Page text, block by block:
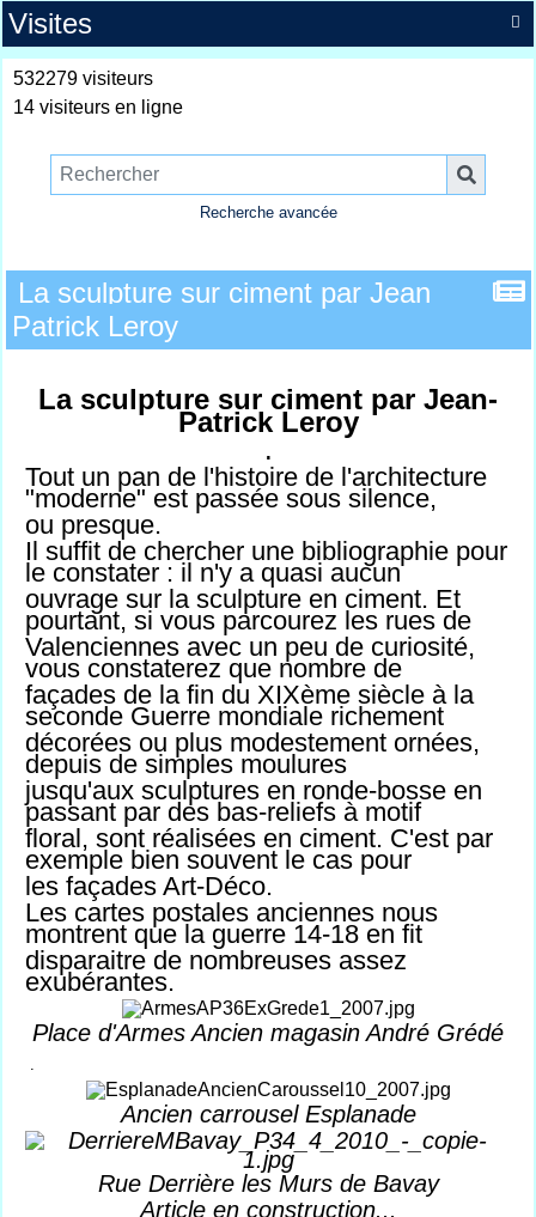

Visites
532279 visiteurs
14 visiteurs en ligne
Recherche avancée
La sculpture sur ciment par Jean
Patrick Leroy
La sculpture sur ciment par Jean-
Patrick Leroy
.
Tout un pan de l'histoire de l'architecture
"moderne" est passée sous silence,
ou presque.
Il suffit de chercher une bibliographie pour
le constater : il n'y a quasi aucun
ouvrage sur la sculpture en ciment. Et
pourtant, si vous parcourez les rues de
Valenciennes avec un peu de curiosité,
vous constaterez que nombre de
façades de la fin du XIXème siècle à la
seconde Guerre mondiale richement
décorées ou plus modestement ornées,
depuis de simples moulures
jusqu'aux sculptures en ronde-bosse en
passant par des bas-reliefs à motif
floral, sont réalisées en ciment. C'est par
exemple bien souvent le cas pour
les façades Art-Déco.
Les cartes postales anciennes nous
montrent que la guerre 14-18 en fit
disparaitre de nombreuses assez
exubérantes.
Place d'Armes Ancien magasin André Grédé
.
Ancien carrousel Esplanade
Rue Derrière les Murs de Bavay
Article en construction...